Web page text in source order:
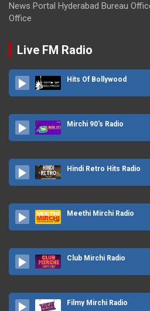
News Portal Hyderabad Bureau
Office
Live FM Radio
Hits Of Bollywood
Mirchi 90's Radio
Hindi Retro Hits Radio
Meethi Mirchi Radio
Club Mirchi Radio
Filmy Mirchi Radio